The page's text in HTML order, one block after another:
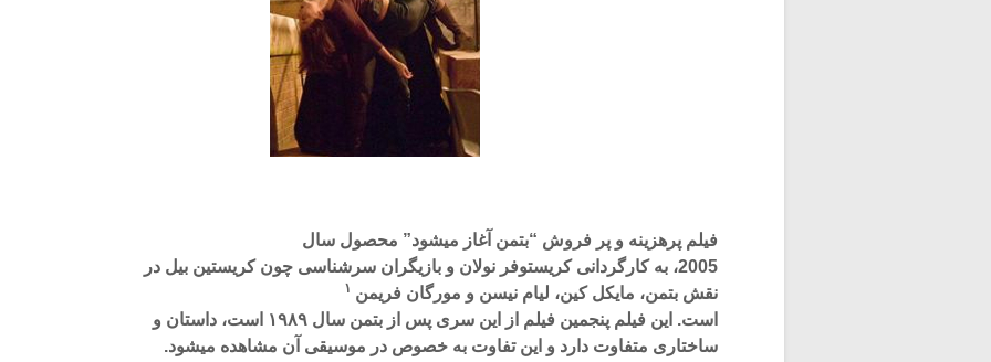
فیلم پرهزینه و پر فروش “بتمن آغاز میشود” محصول سال
2005، به کارگردانی کریستوفر نولان و بازیگران سرشناسی چون کریستین بیل در
نقش بتمن، مایکل کین، لیام نیسن و مورگان فریمن ۱
است. این فیلم پنجمین فیلم از این سری پس از بتمن سال ۱۹۸۹ است، داستان و
ساختاری متفاوت دارد و این تفاوت به خصوص در موسیقی آن مشاهده میشود.